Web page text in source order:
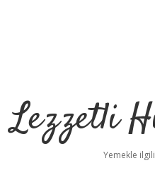
Lezzetli
Yemekle